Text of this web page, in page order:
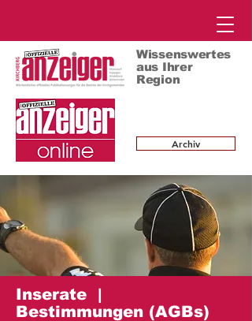
Wissenswertes
aus Ihrer
Region
Archiv
Inserate |
Bestimmungen (AGBs)